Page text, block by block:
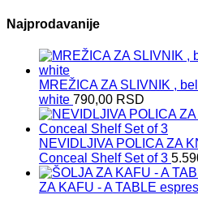
Najprodavanije
MREŽICA ZA SLIVNIK ,
white 790,00 RSD
NEVIDLJIVA POLICA ZA
Conceal Shelf Set of 3
ZA KAFU - A TABLE